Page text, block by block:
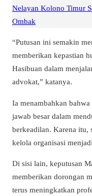
Nelayan Kolono Timur
Ombak
“Putusan ini semakin
memberikan kepastian
Hasibuan dalam
advokat,” katanya.
Ia menambahkan
jawab besar dalam
berkeadilan. Karena itu,
kelola organisasi
Di sisi lain, keputusan
memberikan dorongan
terus meningkatkan